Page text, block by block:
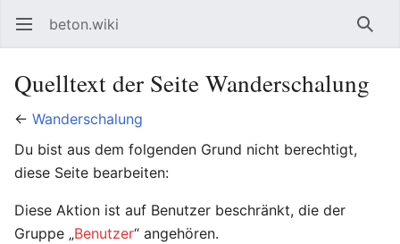
Hauptmenü öffnen beton.wiki
Quelltext der Seite Wanderschalung
← Wanderschalung
Du bist aus dem folgenden Grund nicht berechtigt,
diese Seite bearbeiten:
Diese Aktion ist auf Benutzer beschränkt, die der
Gruppe „Benutzer“ angehören.